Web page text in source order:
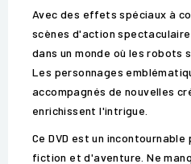
Avec des effets spéciaux à
scènes d'action
dans un monde où les robots
Les personnages
accompagnés de nouvelles
enrichissent l'intrigue.
Ce DVD est un
fiction et d'aventure. Ne